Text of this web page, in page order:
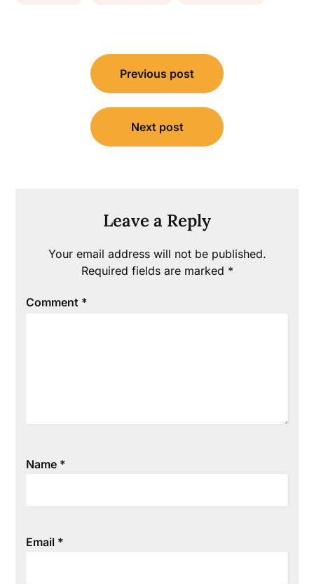
navigation
Previous post
Next post
Leave a Reply
Your email address will not be published.
Required fields are marked *
Comment *
Name *
Email *